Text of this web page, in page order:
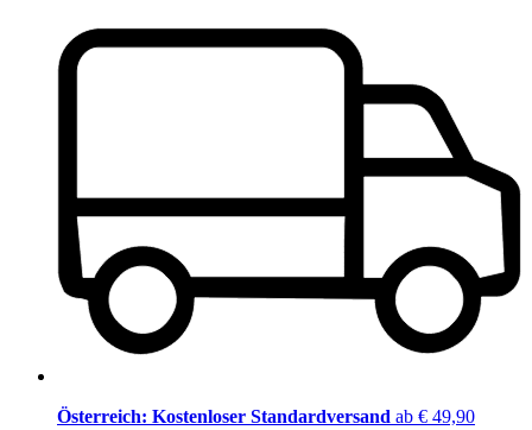
Österreich: Kostenloser Standardversand ab € 49,90